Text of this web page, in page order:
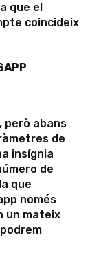
que el
coincideix
però abans
de
insígnia
de
que
només
un mateix